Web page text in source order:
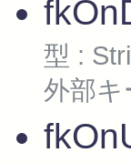
型 :
外部